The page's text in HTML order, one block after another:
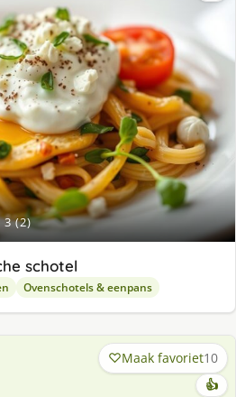
3 (2)
schotel
Ovenschotels & eenpans
Maak favoriet10
👍